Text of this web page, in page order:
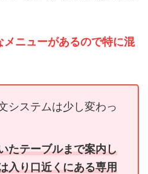
ニューがあるので特に混
システムは少し変わっ
たテーブルまで案内し
入り口近くにある専用